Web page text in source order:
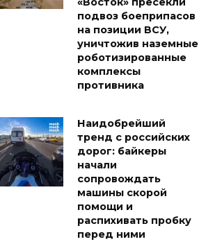
подвоз боеприпасов
на позиции ВСУ,
уничтожив наземные
роботизированные
комплексы
противника
Наидобрейший
тренд с российских
дорог: байкеры
начали
сопровождать
машины скорой
помощи и
распихивать пробку
перед ними